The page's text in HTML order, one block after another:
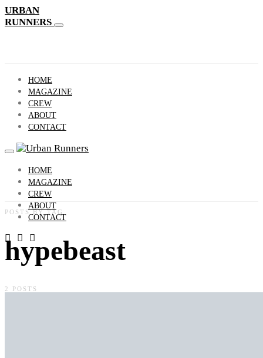
URBAN
RUNNERS
HOME
MAGAZINE
CREW
ABOUT
CONTACT
HOME
MAGAZINE
CREW
ABOUT
CONTACT
POSTS BY TAG
hypebeast
2 POSTS